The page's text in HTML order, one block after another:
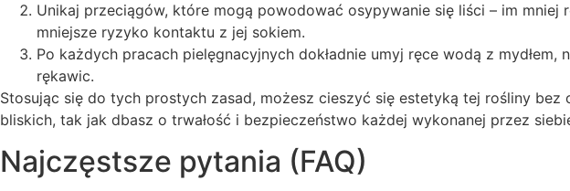
Unikaj przeciągów, które mogą powodować osypywanie się liści – im mniej
mniejsze ryzyko kontaktu z jej sokiem.
Po każdych pracach pielęgnacyjnych dokładnie umyj ręce wodą z mydłem,
rękawic.
Stosując się do tych prostych zasad, możesz cieszyć się estetyką tej rośliny
bliskich, tak jak dbasz o trwałość i bezpieczeństwo każdej wykonanej przez
Najczęstsze pytania (FAQ)